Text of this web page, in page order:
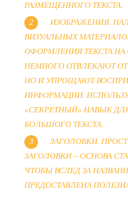
РАЗМЕЩЕННОГО ТЕКСТА.
ИЗОБРАЖЕНИЯ.
ВИЗУАЛЬНЫХ
ОФОРМЛЕНИЯ ТЕКСТА НА
НЕМНОГО ОТВЛЕКАЮТ ОТ
НО И УПРОЩАЮТ
ИНФОРМАЦИИ.
«СЕКРЕТНЫЙ» НАВЫК
БОЛЬШОГО ТЕКСТА.
ЗАГОЛОВКИ.
ЗАГОЛОВКИ – ОСНОВА
ЧТОБЫ ВСЛЕД ЗА
ПРЕДОСТАВЛЕНА